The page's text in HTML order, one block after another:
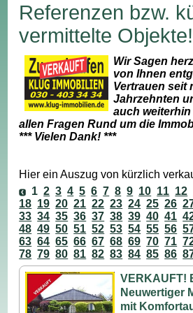
Referenzen bzw.
vermittelte Objekte!
Wir Sagen
von Ihnen
Vertrauen seit
Jahrzehnten
auch weiterhin
allen Fragen Rund um die
*** Vielen Dank! ***
Hier ein Auszug von kürzlich
1 2 3 4 5 6 7 8 9 10 11 12
18 19 20 21 22 23 24 25 26
33 34 35 36 37 38 39 40 41
48 49 50 51 52 53 54 55 56
63 64 65 66 67 68 69 70 71
78 79 80 81 82 83 84 85 86
VERKAUFT!
Neuwertiger
mit